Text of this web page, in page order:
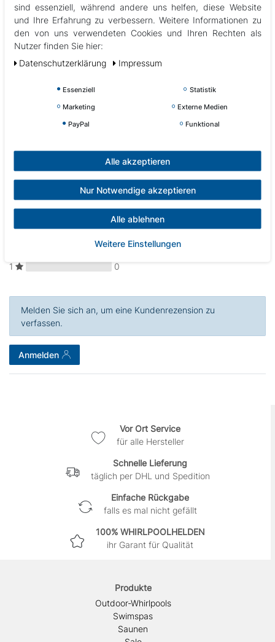
Dieser Sensor wird direkt an der Heizung befestigt und auf die im Balboa-
Gehäuse befindliche Platine gesteckt.
Es ist derselbe Sensor am Ein- und Ausgang der Heizung.
Balboa-Referenz: 30344
Abbildungen können vom Original abweichen.
Kundenrezensionen
5
0
4
0
1
0
Melden Sie sich an, um eine Kundenrezension zu
verfassen.
Anmelden
Vor Ort Service
für alle Hersteller
Schnelle Lieferung
täglich per DHL und Spedition
Einfache Rückgabe
falls es mal nicht gefällt
100% WHIRLPOOLHELDEN
ihr Garant für Qualität
Produkte
Outdoor-Whirlpools
Swimspas
Saunen
sind essenziell, während andere uns helfen, diese Website
und Ihre Erfahrung zu verbessern. Weitere Informationen zu
den von uns verwendeten Cookies und Ihren Rechten als
Nutzer finden Sie hier:
Daten­schutz­erklärung
Impressum
Essenziell
Statistik
Marketing
Externe Medien
PayPal
Funktional
Alle akzeptieren
Nur Notwendige akzeptieren
Alle ablehnen
Weitere Einstellungen